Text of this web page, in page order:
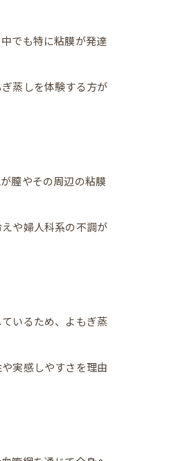
でも特に粘膜が発達
蒸しを体験する方が
膣やその周辺の粘膜
や婦人科系の不調が
いるため、よもぎ蒸
実感しやすさを理由